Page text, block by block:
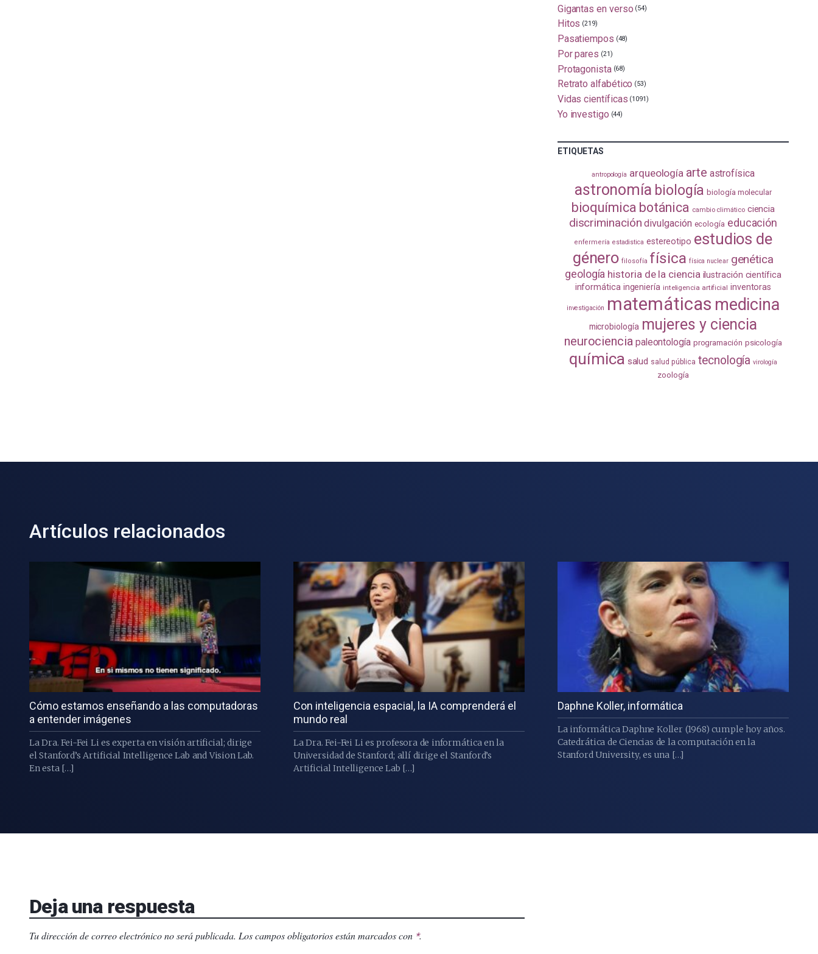
Gigantas en verso (54)
Hitos (219)
Pasatiempos (48)
Por pares (21)
Protagonista (68)
Retrato alfabético (53)
Vidas científicas (1091)
Yo investigo (44)
ETIQUETAS
antropología arqueología arte astrofísica
astronomía biología biología molecular
bioquímica botánica cambio climático ciencia
discriminación divulgación ecología educación
enfermería estadistica estereotipo estudios de
género filosofía física física nuclear genética
geología historia de la ciencia ilustración científica
informática ingeniería inteligencia artificial inventoras
investigación matemáticas medicina
microbiología mujeres y ciencia
neurociencia paleontología programación psicología
química salud salud pública tecnología virología
zoología
Artículos relacionados
Cómo estamos enseñando a las computadoras
a entender imágenes
La Dra. Fei-Fei Li es experta en visión artificial; dirige
el Stanford’s Artificial Intelligence Lab and Vision Lab.
En esta […]
Con inteligencia espacial, la IA comprenderá el
mundo real
La Dra. Fei-Fei Li es profesora de informática en la
Universidad de Stanford; allí dirige el Stanford’s
Artificial Intelligence Lab […]
Daphne Koller, informática
La informática Daphne Koller (1968) cumple hoy años.
Catedrática de Ciencias de la computación en la
Stanford University, es una […]
Deja una respuesta
Tu dirección de correo electrónico no será publicada. Los campos obligatorios están marcados con *.